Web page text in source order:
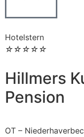
Hotelstern
☆☆☆☆☆
Hillmers
Pension
OT –